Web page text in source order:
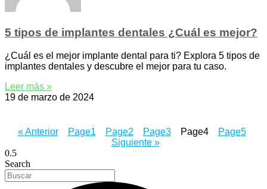
5 tipos de implantes dentales ¿Cuál es mejor?
¿Cuál es el mejor implante dental para ti? Explora 5 tipos de
implantes dentales y descubre el mejor para tu caso.
Leer más »
19 de marzo de 2024
« Anterior Page1 Page2 Page3 Page4 Page5
Siguiente »
Search